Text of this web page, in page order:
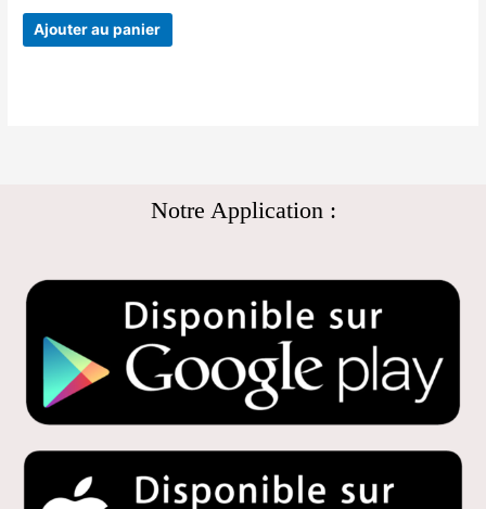
Ajouter au panier
Notre Application :